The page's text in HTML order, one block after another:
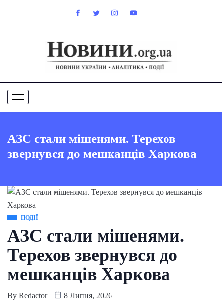
АЗС стали мішенями. Терехов
звернувся до мешканців Харкова
ПОДІЇ
АЗС стали мішенями.
Терехов звернувся до
мешканців Харкова
By Redactor 8 Липня, 2026